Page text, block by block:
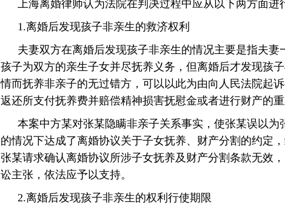
上海离婚律师认为法院在判决过程中应从以下两方面进
1.离婚后发现孩子非亲生的救济权利
夫妻双方在离婚后发现孩子非亲生的情况主要是指夫
孩子为双方的亲生子女并尽抚养义务，但离婚后才发现孩
情而抚养非亲子的无过错方，可以以此为由向人民法院起
返还所支付抚养费并赔偿精神损害抚慰金或者进行财产的重
本案中方某对张某隐瞒非亲子关系事实，使张某误以
的情况下达成了离婚协议关于子女抚养、财产分割的约定
张某请求确认离婚协议所涉子女抚养及财产分割条款无效
讼主张，依法应予以支持。
2.离婚后发现孩子非亲生的权利行使期限